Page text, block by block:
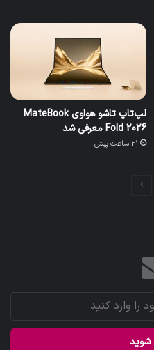
لپ‌تاپ تاشو هواوی MateBook
Fold 2026 معرفی شد
21 ساعت پیش